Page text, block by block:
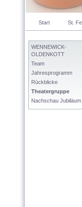
Start St.
WENNEWICK-
OLDENKOTT
Team
Jahresprogramm
Rückblicke
Theatergruppe
Nachschau Jubiläum